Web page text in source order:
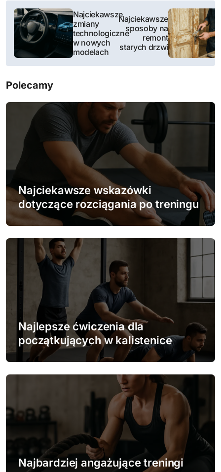
N
w
i
g
a
a
w
p
i
Najciekawsze
zmiany
technologiczne
w nowych
modelach
Najciekawsze
sposoby na
remont
starych drzwi
Polecamy
Najciekawsze wskazówki
dotyczące rozciągania po treningu
Najlepsze ćwiczenia dla
początkujących w kalistenice
Najbardziej angażujące treningi